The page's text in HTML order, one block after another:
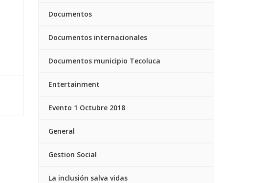
Documentos
Documentos internacionales
Documentos municipio Tecoluca
Entertainment
Evento 1 Octubre 2018
General
Gestion Social
La inclusión salva vidas